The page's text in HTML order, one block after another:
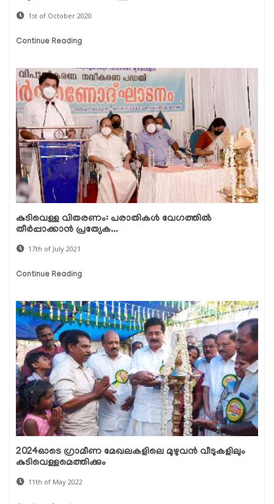
1st of October 2020
Continue Reading
കുടിവെള്ള വിതരണം: പരാതികള്‍ വേഗത്തില്‍
തീര്‍പ്പാക്കാന്‍ പ്രത്യേക...
17th of July 2021
Continue Reading
2024ഓടെ ഗ്രാമീണ മേഖലകളിലെ മുഴുവൻ വീടുകളിലും
കുടിവെള്ളമെത്തിക്കും
11th of May 2022